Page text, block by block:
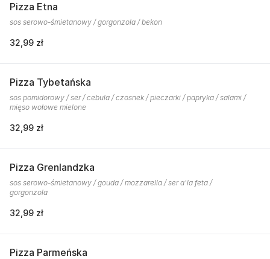
Pizza Etna
sos serowo-śmietanowy / gorgonzola / bekon
32,99 zł
Pizza Tybetańska
sos pomidorowy / ser / cebula / czosnek / pieczarki / papryka / salami /
mięso wołowe mielone
32,99 zł
Pizza Grenlandzka
sos serowo-śmietanowy / gouda / mozzarella / ser a'la feta /
gorgonzola
32,99 zł
Pizza Parmeńska